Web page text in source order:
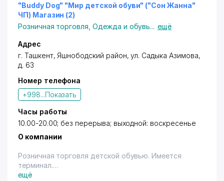
"Buddy Dog" "Мир детской обуви" ("Сон Жанна"
ЧП) Магазин (2)
Розничная торговля ,Одежда и обувь... ещё
Адрес
г. Ташкент, Яшнободский район,ул. Садыка Азимова,
д. 63
Номер телефона
+998...Показать
Часы работы
10.00-20.00; без перерыва; выходной: воскресенье
О компании
Розничная торговля детской обувью. Имеется
терминал.
ещё